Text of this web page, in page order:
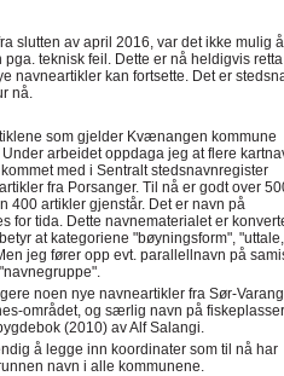
slutten av april 2016, var det ikke mulig å
pga. teknisk feil. Dette er nå heldigvis retta
navneartikler kan fortsette. Det er
nå.
som gjelder Kvænangen kommune
arbeidet oppdaga jeg at flere
med i Sentralt stedsnavnregister
fra Porsanger. Til nå er godt over
400 artikler gjenstår. Det er navn på
for tida. Dette navnematerialet er
at kategoriene "bøyningsform", "uttale,
jeg fører opp evt. parallellnavn på
noen nye navneartikler fra Sør-
området, og særlig navn på
(2010) av Alf Salangi.
å legge inn koordinater som til nå har
navn i alle kommunene.